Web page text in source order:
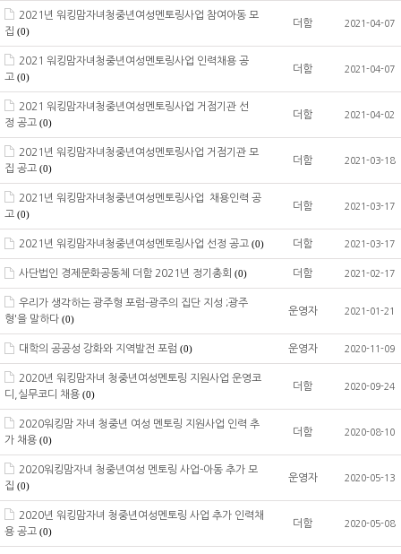
2021년 워킹맘자녀청중년여성멘토링사업 참여아동 모
집 (0)
더함 2021-04-07
2021 워킹맘자녀청중년여성멘토링사업 인력채용 공
고 (0)
더함 2021-04-07
2021 워킹맘자녀청중년여성멘토링사업 거점기관 선
정 공고 (0)
더함 2021-04-02
2021년 워킹맘자녀청중년여성멘토링사업 거점기관 모
집 공고 (0)
더함 2021-03-18
2021년 워킹맘자녀청중년여성멘토링사업 채용인력 공
고 (0)
더함 2021-03-17
2021년 워킹맘자녀청중년여성멘토링사업 선정 공고 (0) 더함 2021-03-17
사단법인 경제문화공동체 더함 2021년 정기총회 (0) 더함 2021-02-17
우리가 생각하는 광주형 포럼-광주의 집단 지성 ;광주
형'을 말하다 (0)
운영자 2021-01-21
대학의 공공성 강화와 지역발전 포럼 (0) 운영자 2020-11-09
2020년 워킹맘자녀 청중년여성멘토링 지원사업 운영코
디,실무코디 채용 (0)
더함 2020-09-24
2020워킹맘 자녀 청중년 여성 멘토링 지원사업 인력 추
가 채용 (0)
더함 2020-08-10
2020워킹맘자녀 청중년여성 멘토링 사업-아동 추가 모
집 (0)
운영자 2020-05-13
2020년 워킹맘자녀 청중년여성멘토링 사업 추가 인력채
용 공고 (0)
더함 2020-05-08